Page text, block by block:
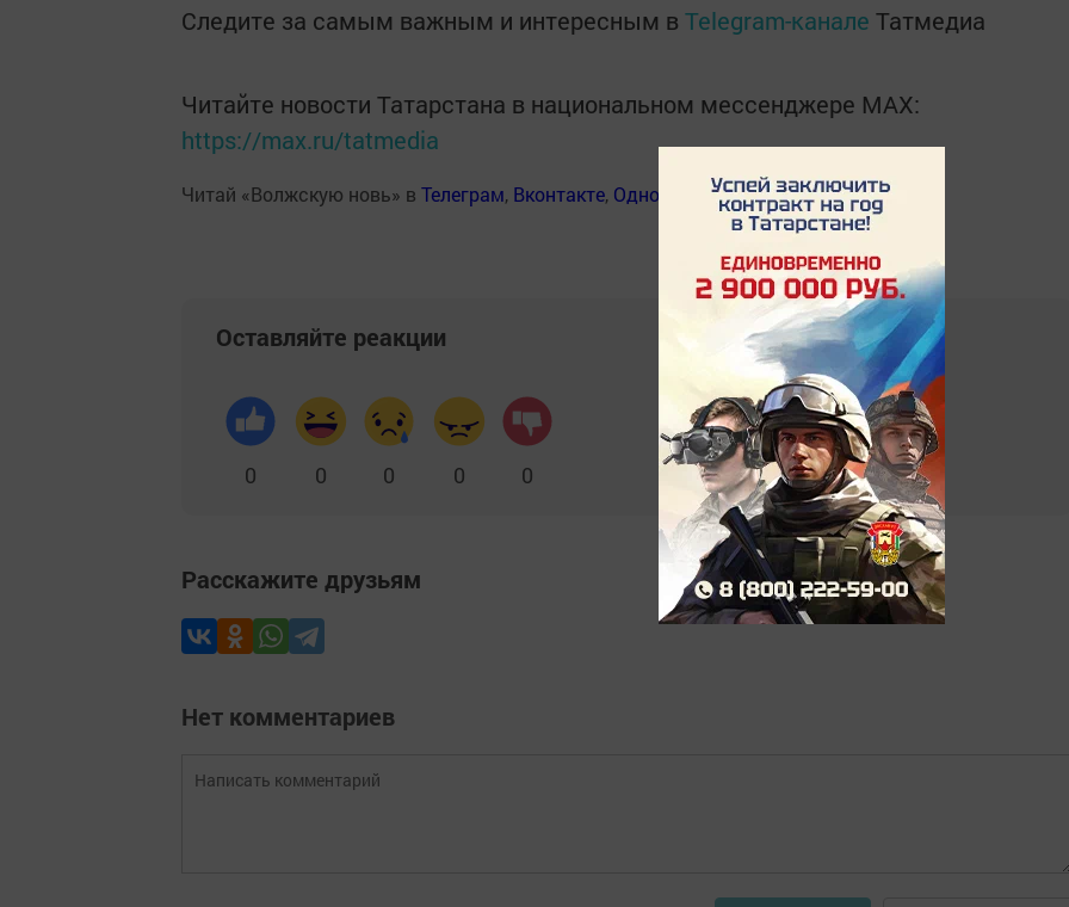
Следите за самым важным и интересным в Telegram-канале Татмедиа
Читайте новости Татарстана в национальном мессенджере MАХ:
https://max.ru/tatmedia
Читай «Волжскую новь» в Телеграм, Вконтакте, Одноклассники,Дзен
Оставляйте реакции
0 0 0 0 0
Расскажите друзьям
Нет комментариев